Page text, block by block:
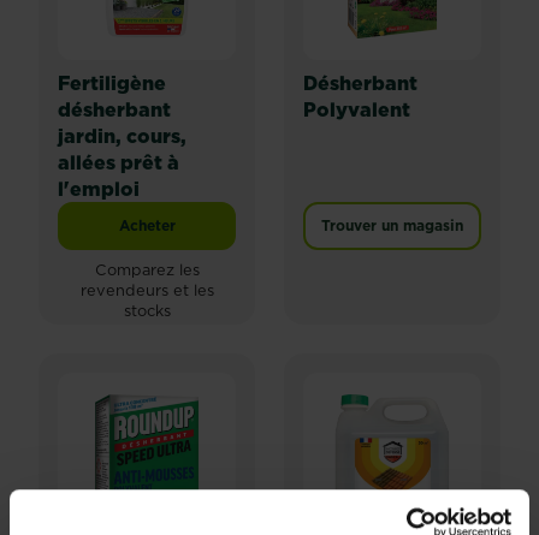
Fertiligène
désherbant
jardin, cours,
allées prêt à
l'emploi
Acheter
Fertiligène désherbant jardin, cours, allées prêt à
Comparez les
revendeurs et les
stocks
Désherbant
Polyvalent
Trouver un magasin